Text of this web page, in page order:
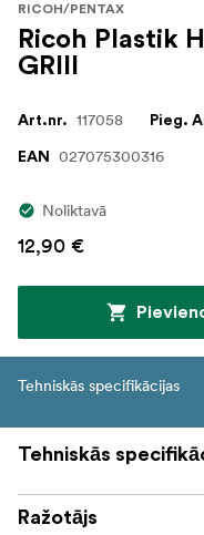
RICOH/PENTAX
Ricoh Plastik
GRIII
Art.nr. 117058 Pieg.
EAN 027075300316
Noliktavā
12,90 €
Tehniskās specifikācijas
Tehniskās
Ražotājs